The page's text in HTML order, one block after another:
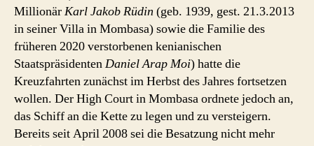
MillionärKarl Jakob Rüdin (geb. 1939, gest. 21.3.2013
in seiner Villa in Mombasa) sowie die Familie des
früheren 2020 verstorbenen kenianischen
StaatspräsidentenDaniel Arap Moi) hatte die
Kreuzfahrten zunächst im Herbst des Jahres fortsetzen
wollen. Der High Court in Mombasa ordnete jedoch an,
das Schiff an die Kette zu legen und zu versteigern.
Bereits seit April 2008 sei die Besatzung nicht mehr